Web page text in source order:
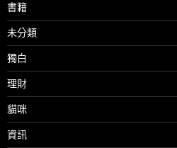
書籍
未分類
獨白
理財
貓咪
資訊